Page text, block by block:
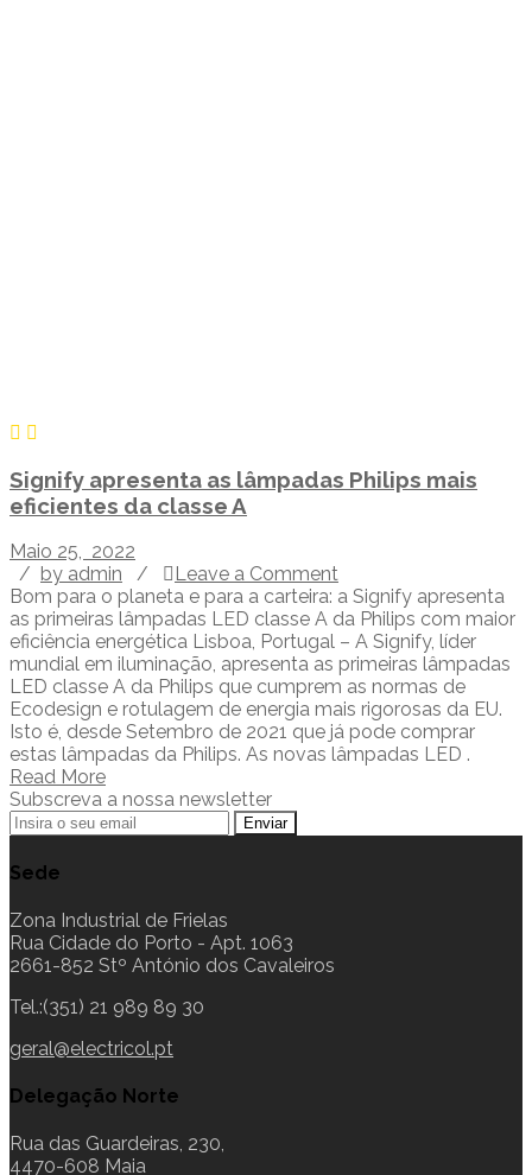
Signify apresenta as lâmpadas Philips mais
eficientes da classe A
Maio 25, 2022
/ by admin /
Leave a Comment
Bom para o planeta e para a carteira: a Signify apresenta
as primeiras lâmpadas LED classe A da Philips com maior
eficiência energética Lisboa, Portugal – A Signify, líder
mundial em iluminação, apresenta as primeiras lâmpadas
LED classe A da Philips que cumprem as normas de
Ecodesign e rotulagem de energia mais rigorosas da EU.
Isto é, desde Setembro de 2021 que já pode comprar
estas lâmpadas da Philips. As novas lâmpadas LED .
Read More
Subscreva a nossa newsletter
Sede
Zona Industrial de Frielas
Rua Cidade do Porto - Apt. 1063
2661-852 Stº António dos Cavaleiros
Tel.:(351) 21 989 89 30
geral@electricol.pt
Delegação Norte
Rua das Guardeiras, 230,
4470-608 Maia